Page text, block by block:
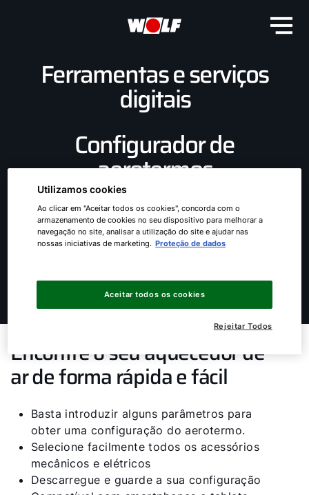
Ferramentas e serviços
digitais
Configurador de
aerotermos
Encontre o seu aquecedor de
ar de forma rápida e fácil
Basta introduzir alguns parâmetros para
obter uma configuração do aerotermo.
Selecione facilmente todos os acessórios
mecânicos e elétricos
Descarregue e guarde a sua configuração
Olá!
Como podemos ajudá-lo?
Serviço ao cliente
Utilizamos cookies
Ao clicar em "Aceitar todos os cookies", concorda com o
armazenamento de cookies no seu dispositivo para melhorar a
navegação no site, analisar a utilização do site e ajudar nas
nossas iniciativas de marketing. Proteção de dados
Rejeitar Todos
Aceitar todos os cookies